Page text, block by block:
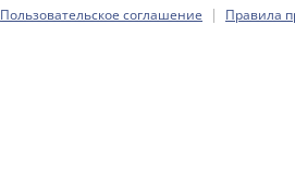
Пользовательское соглашение | Правила